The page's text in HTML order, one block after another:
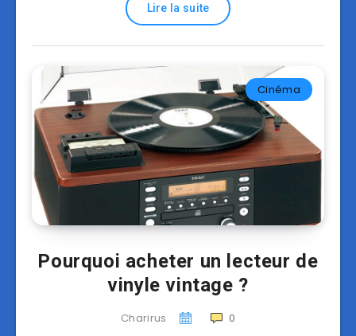
Lire la suite
Cinéma
Pourquoi acheter un lecteur de
vinyle vintage ?
Charirus 0